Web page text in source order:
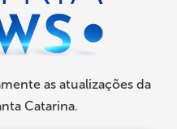
as atualizações da
Catarina.